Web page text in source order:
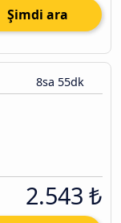
Şimdi ara
8sa 55dk
2.543 ₺